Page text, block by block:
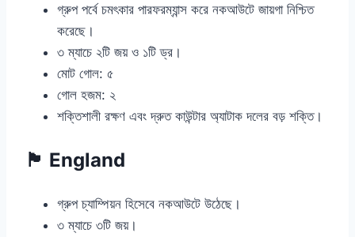
গ্রুপ পর্বে চমৎকার পারফরম্যান্স করে নকআউটে জায়গা নিশ্চিত
করেছে।
৩ ম্যাচে ২টি জয় ও ১টি ড্র।
মোট গোল: ৫
গোল হজম: ২
শক্তিশালী রক্ষণ এবং দ্রুত কাউন্টার অ্যাটাক দলের বড় শক্তি।
🏴 England
গ্রুপ চ্যাম্পিয়ন হিসেবে নকআউটে উঠেছে।
৩ ম্যাচে ৩টি জয়।